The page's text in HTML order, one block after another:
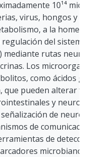
10¹⁴
virus, hongos y
a la
regulación del
mediante rutas
Los
como ácidos
que pueden alterar
y
de
de
de